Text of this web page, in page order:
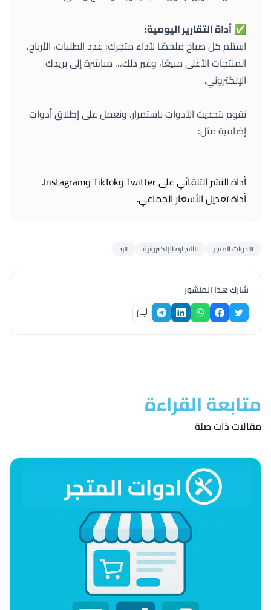
✅أداة التقارير اليومية:
استلم كل صباح ملخصًا لأداء متجرك: عدد الطلبات، الأرباح،
المنتجات الأعلى مبيعًا، وغير ذلك… مباشرة إلى بريدك
الإلكتروني.
نقوم بتحديث الأدوات باستمرار، ونعمل على إطلاق أدوات
إضافية مثل:
أداة النشر التلقائي على Twitter وTikTok وInstagram.
أداة تعديل الأسعار الجماعي.
#ادوات المتجر #التجارة الإلكترونية #زد
شارك هذا المنشور
متابعة القراءة
مقالات ذات صلة